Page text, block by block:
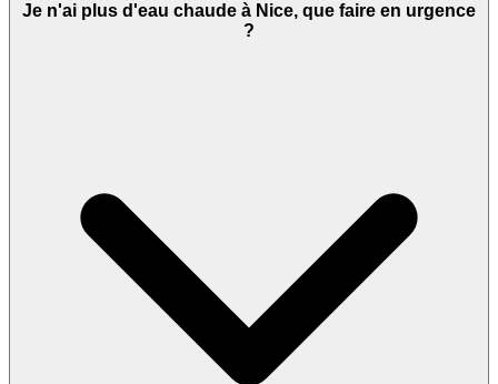
Je n'ai plus d'eau chaude à Nice, que faire en urgence
?